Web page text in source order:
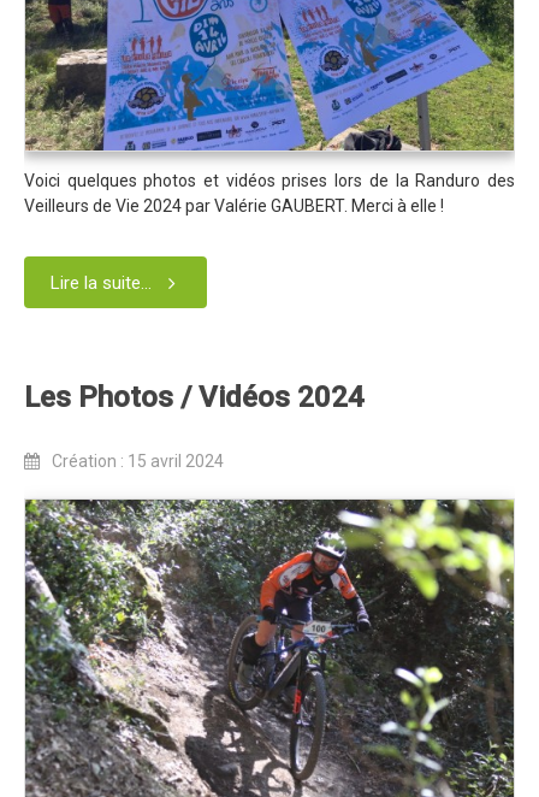
S'inscrire aux Stages / Sorties...
La page Instagram du club...
Contacter le Club
Enduro
Edition 2025
Partenaires 2025
Programme 2025
Plans des parcours 2025
Archives Enduros
Edition 2024
Blog 2024
Inscriptions 2024
Affiche 2024
Communiqué de presse 2024
Partenaires 2024
Voici quelques photos et vidéos prises lors de la Randuro des
Veilleurs de Vie 2024 par Valérie GAUBERT. Merci à elle !
Lire la suite...
Les Photos / Vidéos 2024
Création : 15 avril 2024